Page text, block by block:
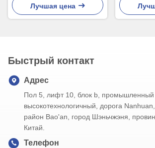
печи термометра барбекю
термометра мяса умный
Лучшая цена
для
Быстрый контакт
Адрес
Пол 5, лифт 10, блок b, промышленный
высокотехнологичный, дорога
район Bao'an, город Шэньчжэня,
Китай.
Телефон